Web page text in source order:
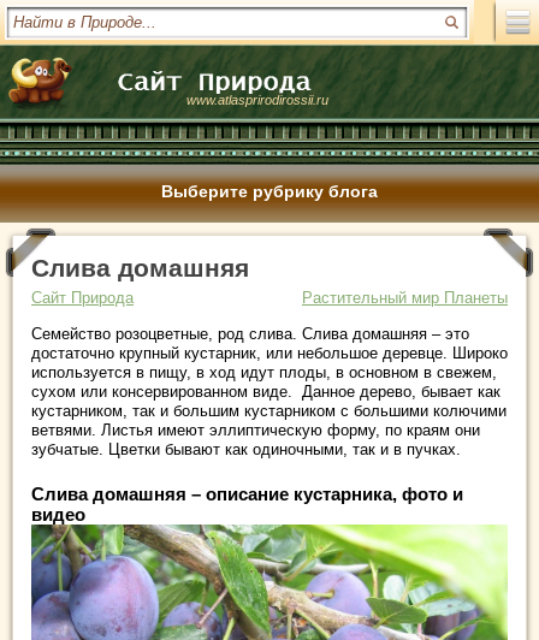
www.atlasprirodirossii.ru
Выберите рубрику блога
Слива домашняя
Сайт Природа
Растительный мир Планеты
Семейство розоцветные, род слива. Слива домашняя – это
достаточно крупный кустарник, или небольшое деревце. Широко
используется в пищу, в ход идут плоды, в основном в свежем,
сухом или консервированном виде. Данное дерево, бывает как
кустарником, так и большим кустарником с большими колючими
ветвями. Листья имеют эллиптическую форму, по краям они
зубчатые. Цветки бывают как одиночными, так и в пучках.
Слива домашняя – описание кустарника, фото и
видео